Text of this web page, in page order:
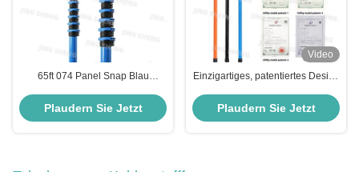
65ft 074 Panel Snap Blau
Pole für industrielle Staubsaugen,
Baumschneiden
Plaudern Sie Jetzt
Video
Einzigartiges, patentiertes Design
anti-rotation Teleskop-
Kohlenstofffaser-Stäbe ODM
Plaudern Sie Jetzt